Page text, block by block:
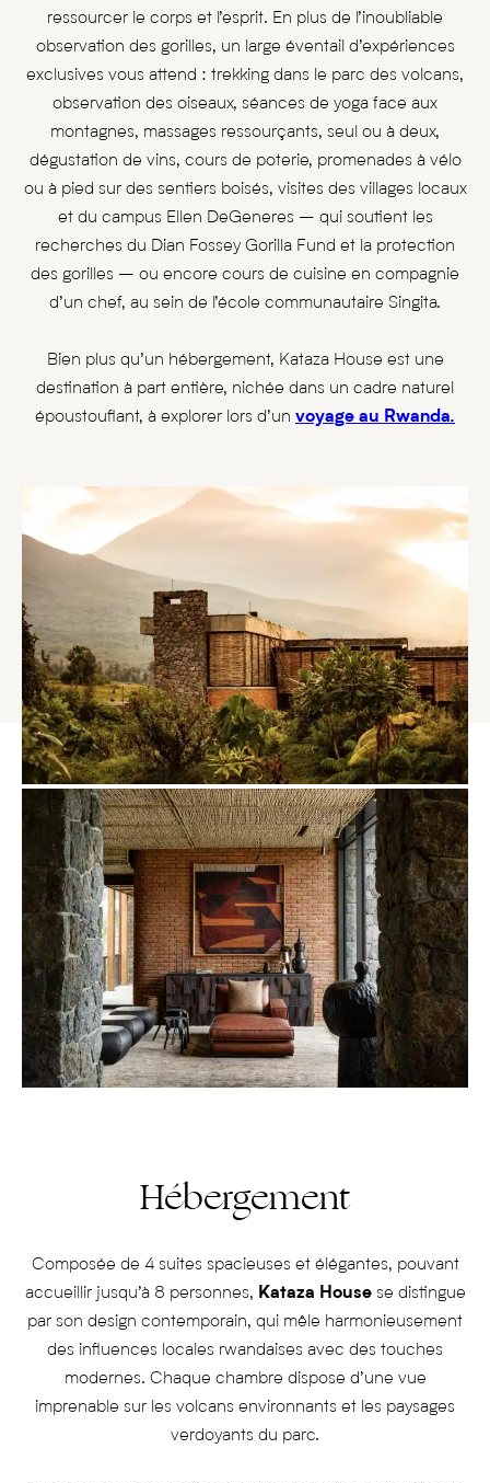
ressourcer le corps et l’esprit. En plus de l’inoubliable
observation des gorilles, un large éventail d’expériences
exclusives vous attend : trekking dans le parc des volcans,
observation des oiseaux, séances de yoga face aux
montagnes, massages ressourçants, seul ou à deux,
dégustation de vins, cours de poterie, promenades à vélo
ou à pied sur des sentiers boisés, visites des villages locaux
et du campus Ellen DeGeneres – qui soutient les
recherches du Dian Fossey Gorilla Fund et la protection
des gorilles – ou encore cours de cuisine en compagnie
d’un chef, au sein de l’école communautaire Singita.
Bien plus qu’un hébergement, Kataza House est une
destination à part entière, nichée dans un cadre naturel
époustouflant, à explorer lors d’un voyage au Rwanda.
Hébergement
Composée de 4 suites spacieuses et élégantes, pouvant
accueillir jusqu’à 8 personnes, Kataza Housese distingue
par son design contemporain, qui mêle harmonieusement
des influences locales rwandaises avec des touches
modernes. Chaque chambre dispose d’une vue
imprenable sur les volcans environnants et les paysages
verdoyants du parc.